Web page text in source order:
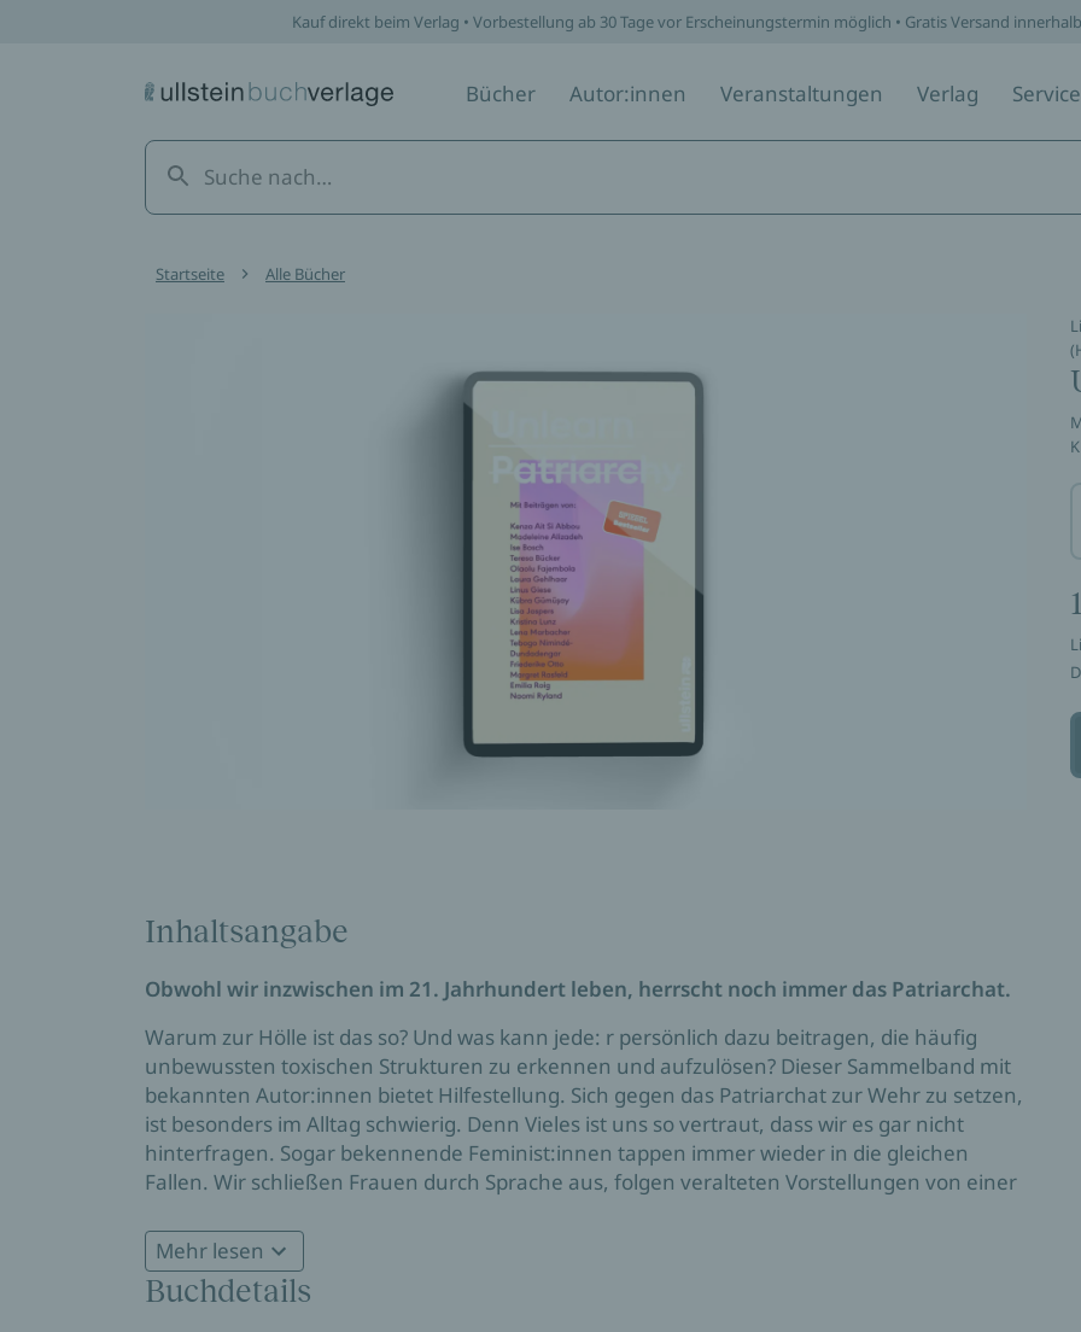
Kauf direkt beim Verlag • Vorbestellung ab 30 Tage vor Erscheinungstermin möglich • Gratis Versand
Bücher Autor:innen Veranstaltungen Verlag Service
Startseite Alle Bücher
Inhaltsangabe
Obwohl wir inzwischen im 21. Jahrhundert leben, herrscht noch immer das Patriarchat.
Warum zur Hölle ist das so? Und was kann jede: r persönlich dazu beitragen, die häufig
unbewussten toxischen Strukturen zu erkennen und aufzulösen? Dieser Sammelband mit
bekannten Autor:innen bietet Hilfestellung. Sich gegen das Patriarchat zur Wehr zu setzen,
ist besonders im Alltag schwierig. Denn Vieles ist uns so vertraut, dass wir es gar nicht
hinterfragen. Sogar bekennende Feminist:innen tappen immer wieder in die gleichen
Fallen. Wir schließen Frauen durch Sprache aus, folgen veralteten Vorstellungen von einer
männergemachten und kapitalistischen Strukturen an, wenn wir im Beruf erfolgreich sein
wollen. Die Beitragenden der Anthologie UNLEARN PATRIARCHY berichten von ihren
Erfahrungen und spüren eigenen fatalen Denkmustern nach. Sie zeigen, wie über alle
»Große strukturelle Denkhindernisse werden in diesem Buch von klugen Köpfen analysiert. Sie
helfen zu verlernen, was Gegenwart und Zukunft zerstört!«
Mehr lesen
Buchdetails